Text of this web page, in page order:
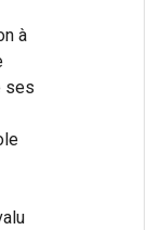
à
ses